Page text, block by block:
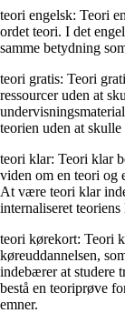
teori engelsk: Teori
ordet teori. I det
samme betydning
teori gratis: Teori
ressourcer uden at
teorien uden at
teori klar: Teori klar
viden om en teori og
At være teori klar
internaliseret
teori kørekort: Teori
køreuddannelsen,
indebærer at studere
bestå en teoriprøve
emner.